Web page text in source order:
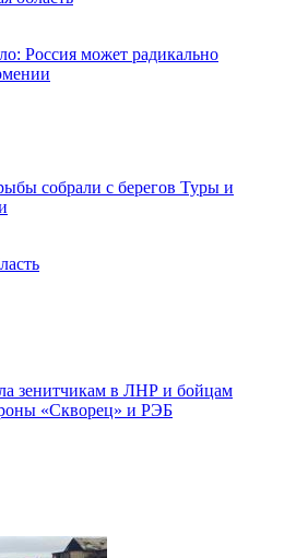
Россия может радикально
собрали с берегов Туры и
зенитчикам в ЛНР и бойцам
«Скворец» и РЭБ